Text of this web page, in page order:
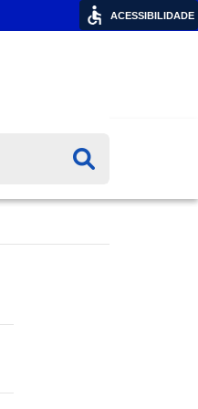
ACESSIBILIDADE